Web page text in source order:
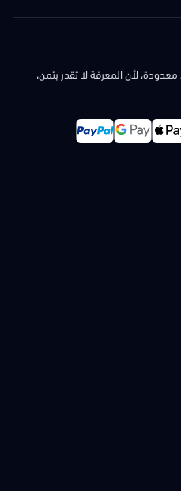
لأن المعرفة لا تقدر بثمن،